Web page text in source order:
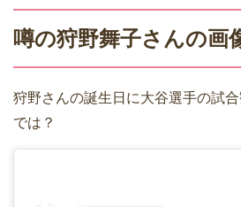
噂の狩野舞子さんの画
狩野さんの誕生日に大谷選手の試
では？